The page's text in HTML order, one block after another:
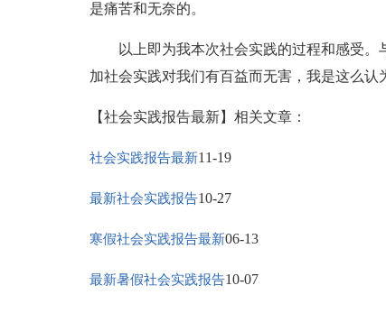
是痛苦和无奈的。
以上即为我本次社会实践的过程和感受。
加社会实践对我们有百益而无害，我是这么认
【社会实践报告最新】相关文章：
社会实践报告最新11-19
最新社会实践报告10-27
寒假社会实践报告最新06-13
最新暑假社会实践报告10-07